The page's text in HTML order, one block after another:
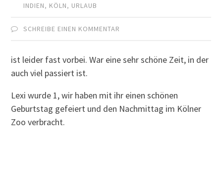
INDIEN, KÖLN, URLAUB
SCHREIBE EINEN KOMMENTAR
ist leider fast vorbei. War eine sehr schöne Zeit, in der
auch viel passiert ist.
Lexi wurde 1, wir haben mit ihr einen schönen
Geburtstag gefeiert und den Nachmittag im Kölner
Zoo verbracht.